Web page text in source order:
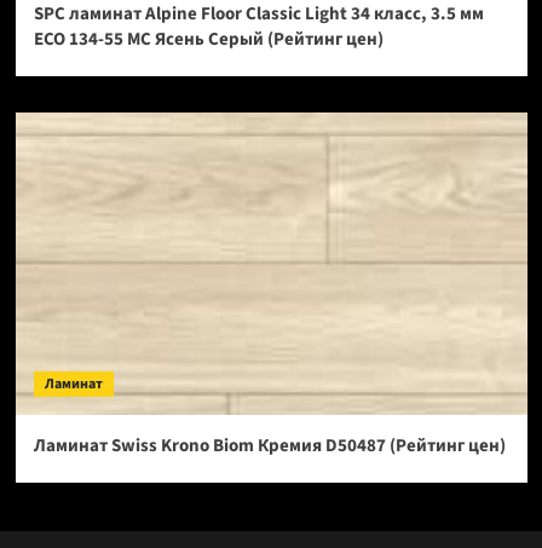
SPC ламинат Alpine Floor Classic Light 34 класс, 3.5 мм
ECO 134-55 МС Ясень Серый (Рейтинг цен)
Ламинат
Ламинат Swiss Krono Biom Кремия D50487 (Рейтинг цен)